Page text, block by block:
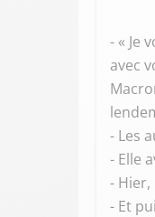
- « Je
avec
- Les
- Elle
-
- Et